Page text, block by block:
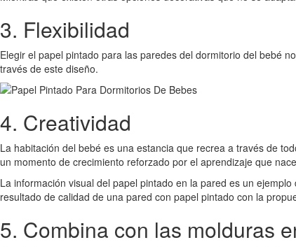
3. Flexibilidad
Elegir el papel pintado para las paredes del dormitorio del bebé
través de este diseño.
4. Creatividad
La habitación del bebé es una estancia que recrea a través de
un momento de crecimiento reforzado por el aprendizaje que
La información visual del papel pintado en la pared es un
resultado de calidad de una pared con papel pintado con la
5. Combina con las molduras